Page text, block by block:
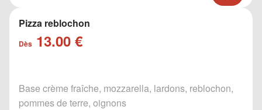
Pizza reblochon
Dès 13.00 €
Base crème fraîche, mozzarella, lardons, reblochon,
pommes de terre, oignons